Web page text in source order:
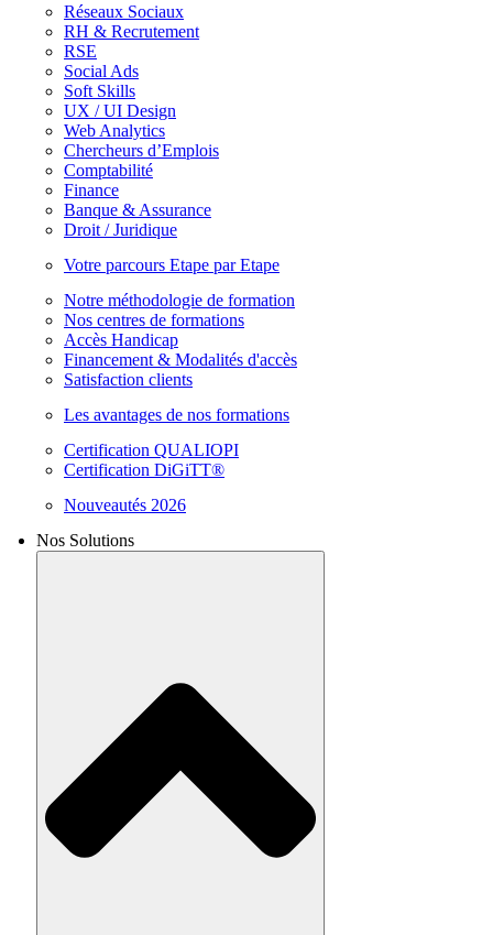
Réseaux Sociaux
RH & Recrutement
RSE
Social Ads
Soft Skills
UX / UI Design
Web Analytics
Chercheurs d’Emplois
Comptabilité
Finance
Banque & Assurance
Droit / Juridique
Votre parcours Etape par Etape
Notre méthodologie de formation
Nos centres de formations
Accès Handicap
Financement & Modalités d'accès
Satisfaction clients
Les avantages de nos formations
Certification QUALIOPI
Certification DiGiTT®
Nouveautés 2026
Nos Solutions